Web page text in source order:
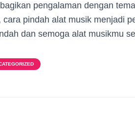
pengalaman dengan
cara pindah alat musik menjadi
dan semoga alat musikmu